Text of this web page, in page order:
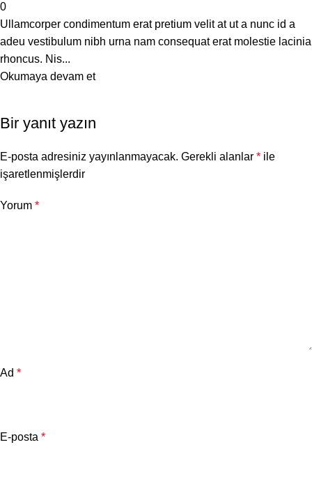
0
Ullamcorper condimentum erat pretium velit at ut a nunc id a
adeu vestibulum nibh urna nam consequat erat molestie lacinia
rhoncus. Nis...
Okumaya devam et
Bir yanıt yazın
E-posta adresiniz yayınlanmayacak. Gerekli alanlar * ile
işaretlenmişlerdir
Yorum *
Ad *
E-posta *